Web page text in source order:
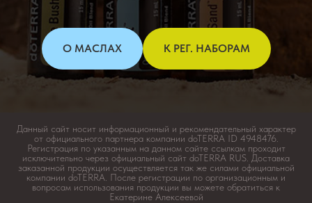
О МАСЛАХ К РЕГ. НАБОРАМ
Данный сайт носит информационный и рекомендательный характер
от официального партнера компании doTERRA ID 4948476.
Регистрация по указанным на данном сайте ссылкам проходит
исключительно через официальный сайт doTERRA RUS. Доставка
заказанной продукции осуществляется так же силами официальной
компании doTERRA. После регистрации по организационным и
вопросам использования продукции вы можете обратиться к
Екатерине Алексеевой